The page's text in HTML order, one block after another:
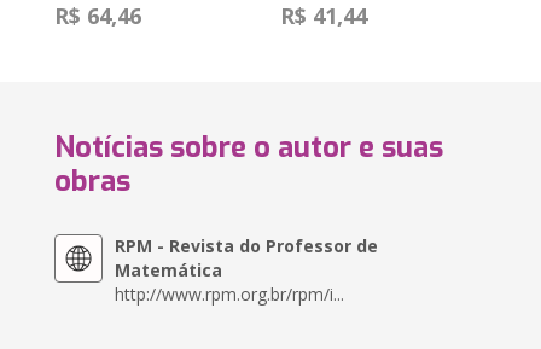
R$ 64,46 R$ 41,44
Notícias sobre o autor e suas
obras
RPM - Revista do Professor de
Matemática
http://www.rpm.org.br/rpm/i...